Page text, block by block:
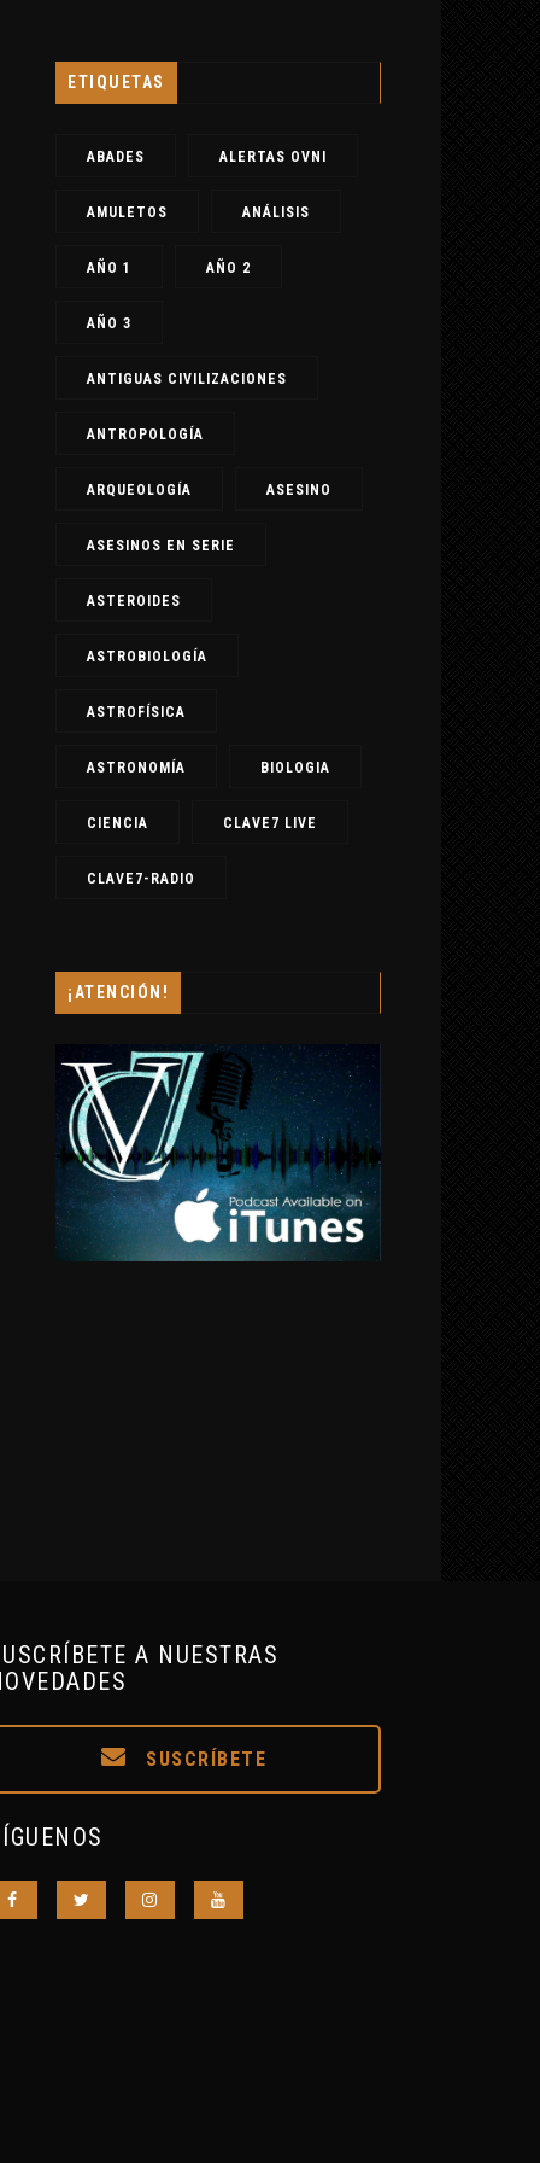
10 agosto, 2020
WILLIAM HARE – NECRONOMICON (2)
– NUEVA REALIDAD
ETIQUETAS
ABADES ALERTAS OVNI
AMULETOS ANÁLISIS
AÑO 1 AÑO 2
AÑO 3
ANTIGUAS CIVILIZACIONES
ANTROPOLOGÍA
ARQUEOLOGÍA ASESINO
ASESINOS EN SERIE
ASTEROIDES
ASTROBIOLOGÍA
ASTROFÍSICA
ASTRONOMÍA BIOLOGIA
CIENCIA CLAVE7 LIVE
CLAVE7-RADIO
¡ATENCIÓN!
A NUESTRAS
SUSCRÍBETE